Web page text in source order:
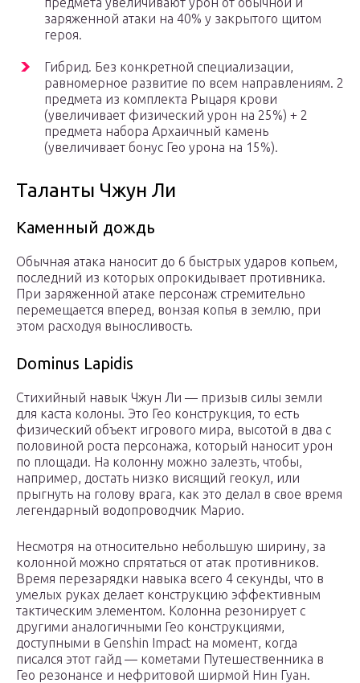
заряженной атаки на 40% у закрытого щитом
героя.
Гибрид. Без конкретной специализации,
равномерное развитие по всем направлениям. 2
предмета из комплекта Рыцаря крови
(увеличивает физический урон на 25%) + 2
предмета набора Архаичный камень
(увеличивает бонус Гео урона на 15%).
Таланты Чжун Ли
Каменный дождь
Обычная атака наносит до 6 быстрых ударов копьем,
последний из которых опрокидывает противника.
При заряженной атаке персонаж стремительно
перемещается вперед, вонзая копья в землю, при
этом расходуя выносливость.
Dominus Lapidis
Стихийный навык Чжун Ли — призыв силы земли
для каста колоны. Это Гео конструкция, то есть
физический объект игрового мира, высотой в два с
половиной роста персонажа, который наносит урон
по площади. На колонну можно залезть, чтобы,
например, достать низко висящий геокул, или
прыгнуть на голову врага, как это делал в свое время
легендарный водопроводчик Марио.
Несмотря на относительно небольшую ширину, за
колонной можно спрятаться от атак противников.
Время перезарядки навыка всего 4 секунды, что в
умелых руках делает конструкцию эффективным
тактическим элементом. Колонна резонирует с
другими аналогичными Гео конструкциями,
доступными в Genshin Impact на момент, когда
писался этот гайд — кометами Путешественника в
Гео резонансе и нефритовой ширмой Нин Гуан.